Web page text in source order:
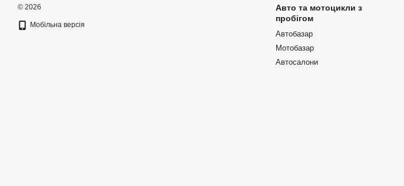
© 2026
Мобільна версія
Авто та мотоцикли з
пробігом
Автобазар
Мотобазар
Автосалони